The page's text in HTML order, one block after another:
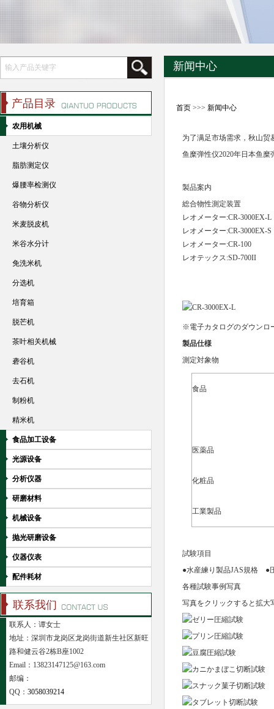
新闻中心
首页>>> 新闻中心
为了满足市场需求，秋山
鱼糜弹性仪2020年日本鱼
製品案内
総合物性測定装置
レオメーター:CR-3000EX-L
レオメーター:CR-3000EX-S
レオメーター:CR-100
レオテックス:SD-700II
※電子カタログのダウンロ
製品仕様
測定対象物
食品
医薬品
化粧品
工業製品
試験項目
●水産練り製品JAS規格
各種試験事例写真
写真をクリックすると拡大
产品目录
农用机械
土壤分析仪
脂肪测定仪
爆腰率检测仪
谷物分析仪
米麦脱皮机
米谷水分计
免洗米机
分选机
培育箱
脱芒机
茶叶相关机械
砻谷机
去石机
制粉机
精米机
食品加工设备
光源设备
分析仪器
研磨材料
机械设备
抛光研磨设备
仪器仪表
配件耗材
联系我们
联系人：谭女士
地址：深圳市龙岗区龙岗街道新生社区新旺
路和健云谷2栋B座1002
Email：13823147125@163.com
邮编：
QQ： 3058039214